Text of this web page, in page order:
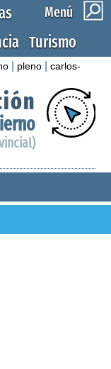
Menú
Turismo
pleno |carlos-